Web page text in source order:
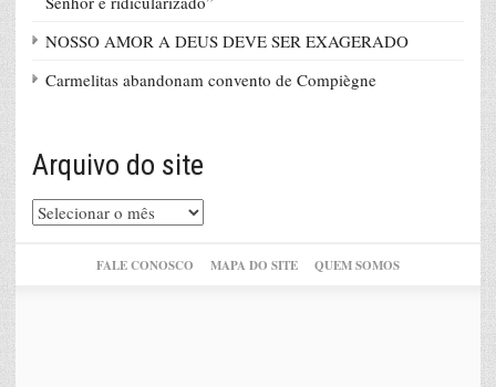
NOSSO AMOR A DEUS DEVE SER EXAGERADO
Carmelitas abandonam convento de Compiègne
Arquivo do site
Arquivo
do
FALE CONOSCO MAPA DO SITE QUEM SOMOS